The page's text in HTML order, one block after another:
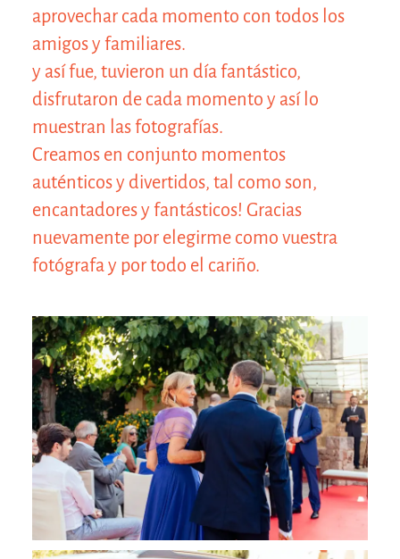
aprovechar cada momento con todos los
amigos y familiares.
y así fue, tuvieron un día fantástico,
disfrutaron de cada momento y así lo
muestran las fotografías.
Creamos en conjunto momentos
auténticos y divertidos, tal como son,
encantadores y fantásticos! Gracias
nuevamente por elegirme como vuestra
fotógrafa y por todo el cariño.